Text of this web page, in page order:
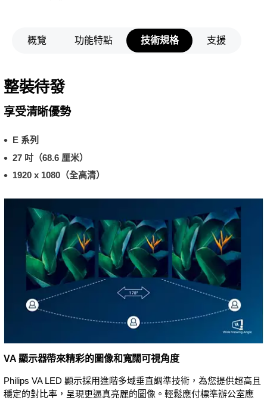
概覽 功能特點 技術規格 支援
整裝待發
享受清晰優勢
E 系列
27 吋（68.6 厘米）
1920 x 1080（全高清）
VA 顯示器帶來精彩的圖像和寬闊可視角度
Philips VA LED 顯示採用進階多域垂直調準技術，為您提供超高且
穩定的對比率，呈現更逼真亮麗的圖像。輕鬆應付標準辦公室應